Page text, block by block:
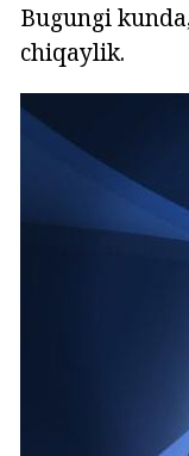
Bugungi
chiqaylik.